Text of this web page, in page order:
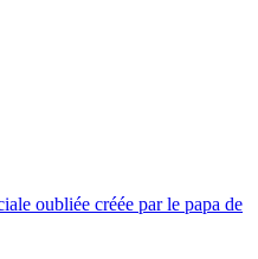
oubliée créée par le papa de